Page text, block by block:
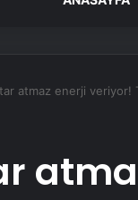
atmaz enerji